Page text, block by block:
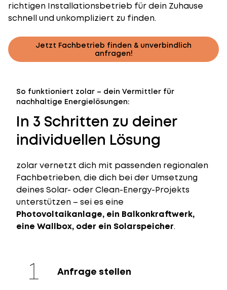
richtigen Installationsbetrieb für dein Zuhause
schnell und unkompliziert zu finden.
Jetzt Fachbetrieb finden & unverbindlich
anfragen!
So funktioniert zolar – dein Vermittler für
nachhaltige Energielösungen:
In 3 Schritten zu deiner
individuellen Lösung
zolar vernetzt dich mit passenden regionalen
Fachbetrieben, die dich bei der Umsetzung
deines Solar- oder Clean-Energy-Projekts
unterstützen – sei es eine
Photovoltaikanlage, ein Balkonkraftwerk,
eine Wallbox, oder ein Solarspeicher.
Anfrage stellen